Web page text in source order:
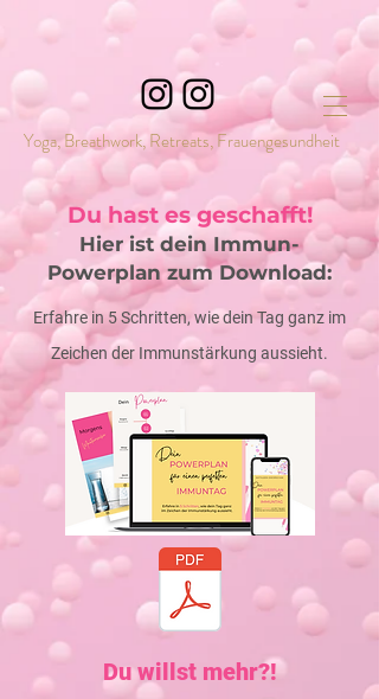
Yoga, Breathwork, Retreats, Frauengesundheit
Du hast es geschafft!
Hier ist dein Immun-
Powerplan zum Download:
Erfahre in 5 Schritten, wie dein Tag ganz im
Zeichen der Immunstärkung aussieht.
Du willst mehr?!